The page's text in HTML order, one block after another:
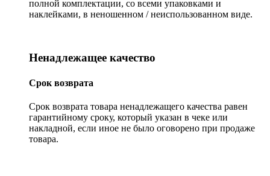
полной комплектации, со всеми упаковками и
наклейками, в неношенном / неиспользованном виде.
Ненадлежащее качество
Срок возврата
Срок возврата товара ненадлежащего качества равен
гарантийному сроку, который указан в чеке или
накладной, если иное не было оговорено при продаже
товара.